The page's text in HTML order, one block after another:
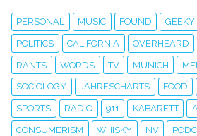
PERSONAL MUSIC FOUND GEEKY
POLITICS CALIFORNIA OVERHEARD
RANTS WORDS TV MUNICH
SOCIOLOGY JAHRESCHARTS FOOD
SPORTS RADIO 911 KABARETT
CONSUMERISM WHISKY NV